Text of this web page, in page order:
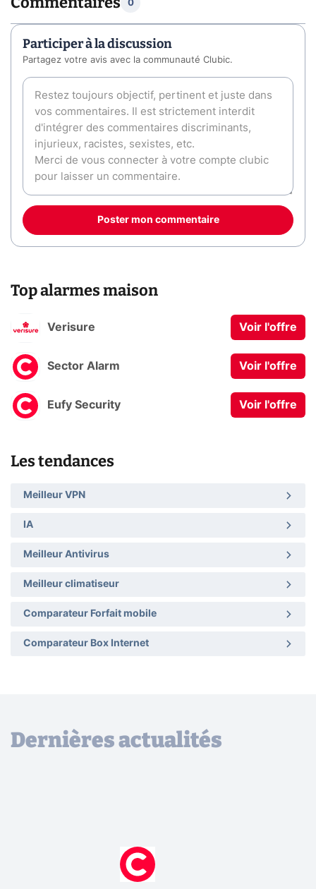
0
Participer à la discussion
Partagez votre avis avec la communauté Clubic.
Poster mon commentaire
Top alarmes maison
Verisure Voir l'offre
Sector Alarm Voir l'offre
Eufy Security Voir l'offre
Les tendances
Meilleur VPN
IA
Meilleur Antivirus
Meilleur climatiseur
Comparateur Forfait mobile
Comparateur Box Internet
Dernières actualités